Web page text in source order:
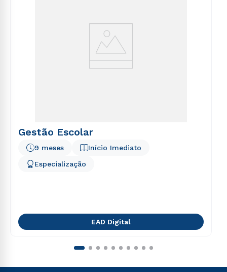
Gestão Escolar
Início Imediato
9 meses
Especialização
EAD Digital